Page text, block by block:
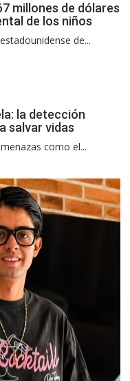
millones de dólares
de los niños
de...
la detección
salvar vidas
como el...